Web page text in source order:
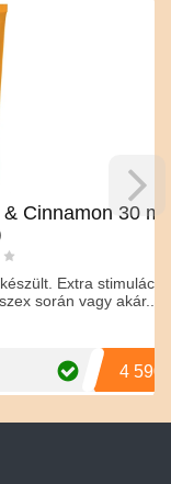
30 ml
stimulációt és
vagy akár...
4 590 Ft